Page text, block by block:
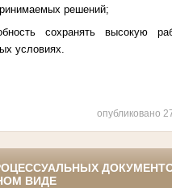
решений;
сохранять высокую
условиях.
опубликовано
ВИДЕ